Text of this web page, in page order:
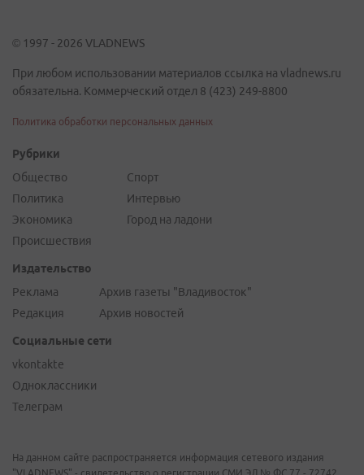
© 1997 - 2026 VLADNEWS
При любом использовании материалов ссылка на vladnews.ru
обязательна. Коммерческий отдел 8 (423) 249-8800
Политика обработки персональных данных
Рубрики
Общество
Политика
Экономика
Происшествия
Спорт
Интервью
Город на ладони
Издательство
Реклама
Редакция
Архив газеты "Владивосток"
Архив новостей
Социальные сети
vkontakte
Одноклассники
Телеграм
На данном сайте распространяется информация сетевого издания